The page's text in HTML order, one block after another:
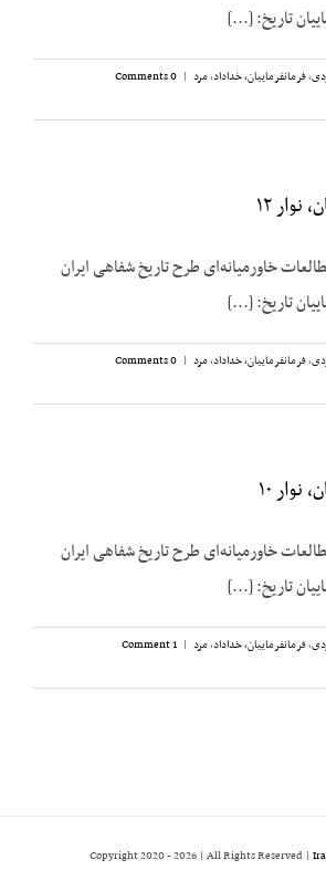
تاریخ: [...]
,فرمانفرماییان، خداداد,مرد |
0 Comments
۱۲
خاورمیانه‌ای طرح تاریخ شفاهی ایران
تاریخ: [...]
,فرمانفرماییان، خداداد,مرد |
0 Comments
۱۰
خاورمیانه‌ای طرح تاریخ شفاهی ایران
تاریخ: [...]
,فرمانفرماییان، خداداد,مرد |
1 Comment
2026 | All Rights Reserved |